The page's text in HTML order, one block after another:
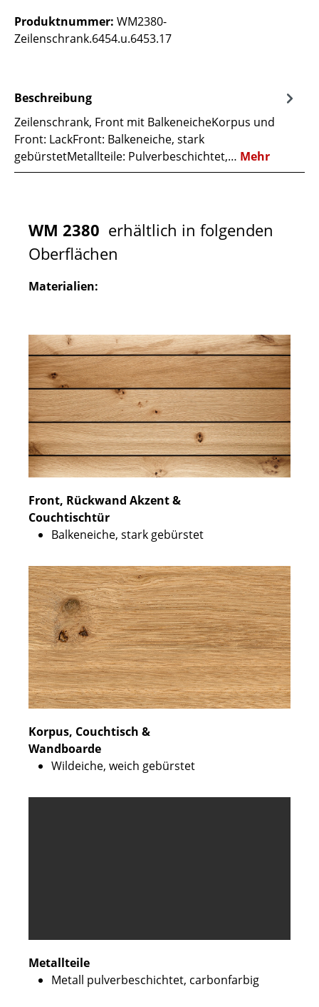
Produktnummer: WM2380-
Zeilenschrank.6454.u.6453.17
Beschreibung
Zeilenschrank, Front mit BalkeneicheKorpus und
Front: LackFront: Balkeneiche, stark
gebürstetMetallteile: Pulverbeschichtet,… Mehr
WM 2380 erhältlich in folgenden
Oberflächen
Materialien:
Front, Rückwand Akzent &
Couchtischtür
Balkeneiche, stark gebürstet
Korpus, Couchtisch &
Wandboarde
Wildeiche, weich gebürstet
Metallteile
Metall pulverbeschichtet, carbonfarbig